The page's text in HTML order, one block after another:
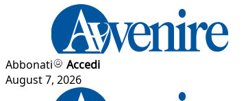
Abbonati
Accedi
August 7, 2026